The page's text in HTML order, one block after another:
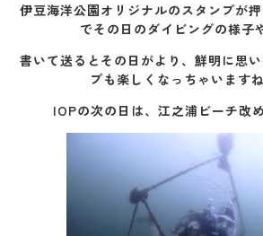
伊豆海洋公園オリジナルのスタンプが
でその日のダイビングの様子
書いて送るとその日がより、鮮明に思
ブも楽しくなっちゃいます
IOPの次の日は、江之浦ビーチ改